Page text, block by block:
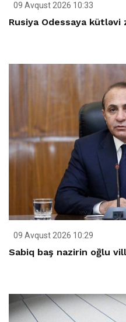
09 Avqust 2026 10:33
Rusiya Odessaya kütləvi
09 Avqust 2026 10:29
Sabiq baş nazirin oğlu